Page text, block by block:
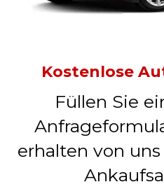
Kostenlose
Füllen Sie
erhalten von